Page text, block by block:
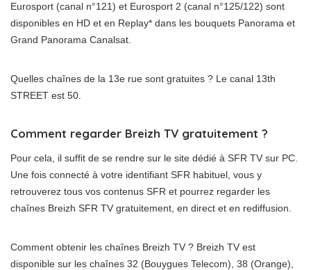
Eurosport (canal n°121) et Eurosport 2 (canal n°125/122) sont
disponibles en HD et en Replay* dans les bouquets Panorama et
Grand Panorama Canalsat.
Quelles chaînes de la 13e rue sont gratuites ? Le canal 13th
STREET est 50.
Comment regarder Breizh TV gratuitement ?
Pour cela, il suffit de se rendre sur le site dédié à SFR TV sur PC.
Une fois connecté à votre identifiant SFR habituel, vous y
retrouverez tous vos contenus SFR et pourrez regarder les
chaînes Breizh SFR TV gratuitement, en direct et en rediffusion.
Comment obtenir les chaînes Breizh TV ? Breizh TV est
disponible sur les chaînes 32 (Bouygues Telecom), 38 (Orange),